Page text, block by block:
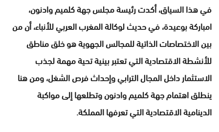
في هذا السياق، أكدت رئيسة مجلس جهة كلميم وادنون،
امباركة بوعيدة، في حديث لوكالة المغرب العربي للأنباء، أن من
بين الاختصاصات الذاتية للمجالس الجهوية هو خلق مناطق
للأنشطة الاقتصادية التي تعتبر بينية تحية مهمة لجذب
الاستثمار داخل المجال الترابي وإحداث فرص الشغل، ومن هنا
ينطلق اهتمام جهة كلميم وادنون وتطلعها إلى مواكبة
الدينامية الاقتصادية التي تعرفها المملكة.